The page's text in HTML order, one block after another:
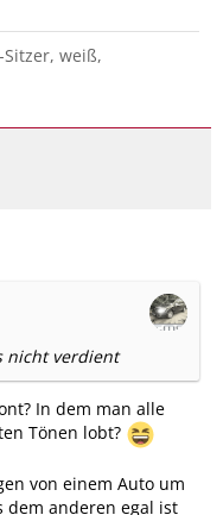
weiß,
nicht verdient
In dem man alle
Tönen lobt?
von einem Auto um
dem anderen egal ist